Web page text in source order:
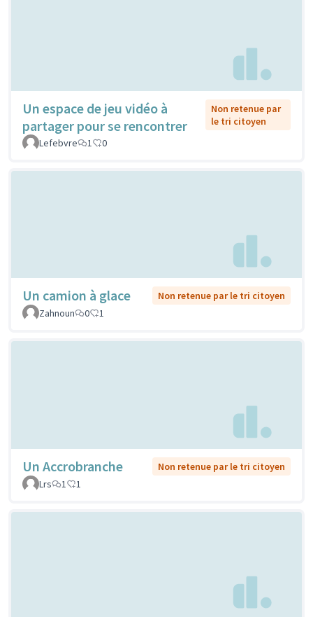
Un espace de jeu vidéo à
partager pour se rencontrer
Non retenue par
le tri citoyen
Lefebvre
1 0
Un camion à glace
Non retenue par le tri citoyen
Zahnoun
0 1
Un Accrobranche
Non retenue par le tri citoyen
Lrs
1 1